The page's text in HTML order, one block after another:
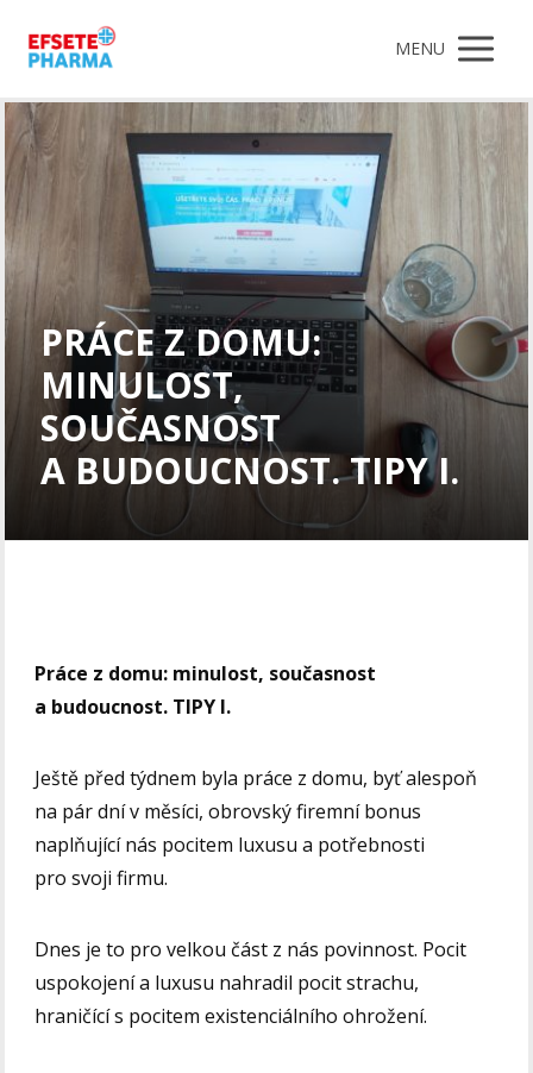
MENU
PRÁCE Z DOMU:
MINULOST,
SOUČASNOST
A BUDOUCNOST. TIPY I.
Práce z domu: minulost, současnost
a budoucnost. TIPY I.
Ještě před týdnem byla práce z domu, byť alespoň
na pár dní v měsíci, obrovský firemní bonus
naplňující nás pocitem luxusu a potřebnosti
pro svoji firmu.
Dnes je to pro velkou část z nás povinnost. Pocit
uspokojení a luxusu nahradil pocit strachu,
hraničící s pocitem existenciálního ohrožení.